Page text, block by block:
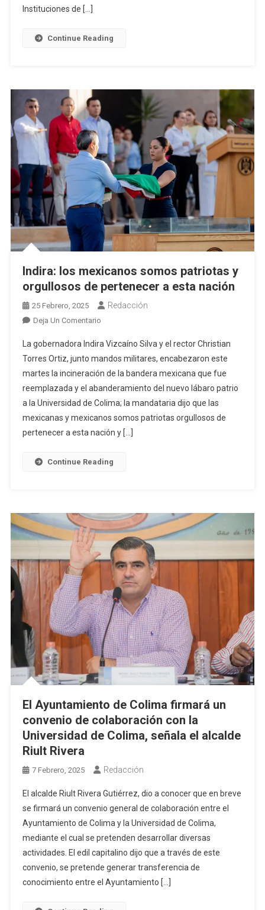
Instituciones de […]
Continue Reading
Indira: los mexicanos somos patriotas y
orgullosos de pertenecer a esta nación
25 Febrero, 2025 Redacción
Deja Un ComentarioEn
Los
Mexicanos
Somos
Patriotas
Y
Orgullosos
De
La gobernadora Indira Vizcaíno Silva y el rector Christian
Torres Ortiz, junto mandos militares, encabezaron este
martes la incineración de la bandera mexicana que fue
reemplazada y el abanderamiento del nuevo lábaro patrio
a la Universidad de Colima; la mandataria dijo que las
mexicanas y mexicanos somos patriotas orgullosos de
pertenecer a esta nación y […]
Continue Reading
El Ayuntamiento de Colima firmará un
convenio de colaboración con la
Universidad de Colima, señala el alcalde
Riult Rivera
7 Febrero, 2025 Redacción
El alcalde Riult Rivera Gutiérrez, dio a conocer que en breve
se firmará un convenio general de colaboración entre el
Ayuntamiento de Colima y la Universidad de Colima,
mediante el cual se pretenden desarrollar diversas
actividades. El edil capitalino dijo que a través de este
convenio, se pretende generar transferencia de
conocimiento entre el Ayuntamiento […]